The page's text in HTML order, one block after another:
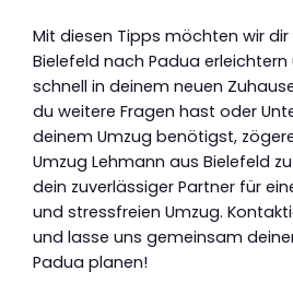
Mit diesen Tipps möchten wir
Bielefeld nach Padua
schnell in deinem neuen
du weitere Fragen hast oder
deinem Umzug benötigst,
Umzug Lehmann aus Bielefeld
dein zuverlässiger Partner für
und stressfreien Umzug.
und lasse uns gemeinsam
Padua planen!